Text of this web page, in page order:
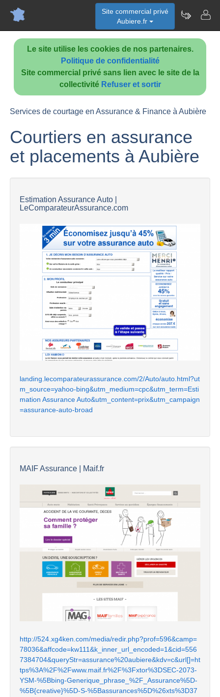
Le site utilise les cookies de nos partenaires.
Politique de confidentialité
Site commercial privé sans lien avec le site de la
collectivité Refuser et sortir
Site commercial privé
Aubiere.fr
Services de courtage en Assurance & Finance à Aubière
Courtiers en assurance
et placements à Aubière
Estimation Assurance Auto |
LeComparateurAssurance.com
landing.lecomparateurassurance.com/2/Auto/auto.html?ut
m_source=yahoo-bing&utm_medium=cpc&utm_term=Esti
mation Assurance Auto&utm_content=prix&utm_campaign
=assurance-auto-broad
MAIF Assurance | Maif.fr
http://524.xg4ken.com/media/redir.php?prof=596&camp=
78036&affcode=kw111&k_inner_url_encoded=1&cid=556
7384704&queryStr=assurance%20aubiere&kdv=c&url[]=ht
tps%3A%2F%2Fwww.maif.fr%2F%3Fxtor%3DSEC-2073-
YSM-%5Bbing-Generique_phrase_%2F_Assurance%5D-
%5B{creative}%5D-S-%5Bassurances%5D%26xts%3D37